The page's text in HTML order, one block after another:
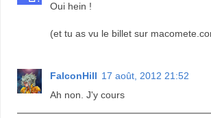
Oui hein !
(et tu as vu le billet sur
FalconHill 17 août, 2012 21:52
Ah non. J'y cours